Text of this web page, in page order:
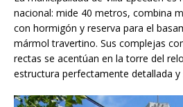
nacional: mide 40 metros, combina
con hormigón y reserva para el
mármol travertino. Sus complejas
rectas se acentúan en la torre del
estructura perfectamente detallada y